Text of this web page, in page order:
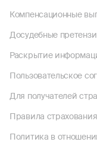
Компенсационные
Досудебные
Раскрытие
Пользовательское
Для получателей
Правила
Политика в